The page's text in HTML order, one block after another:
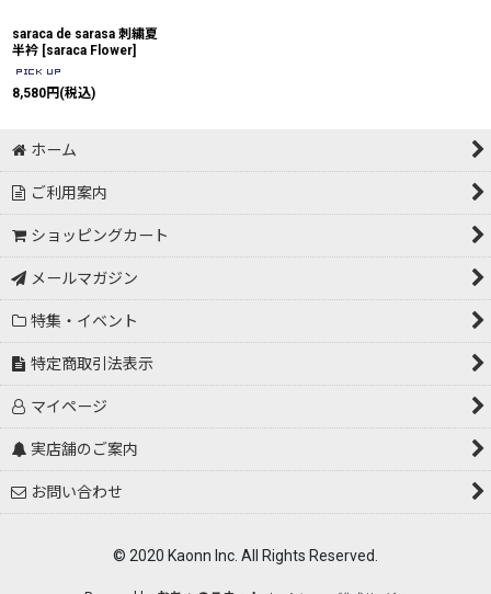
saraca de sarasa 刺繍夏
半衿 [saraca Flower]
8,580円 (税込)
ホーム
ご利用案内
ショッピングカート
メールマガジン
特集・イベント
特定商取引法表示
マイページ
実店舗のご案内
お問い合わせ
© 2020 Kaonn Inc. All Rights Reserved.